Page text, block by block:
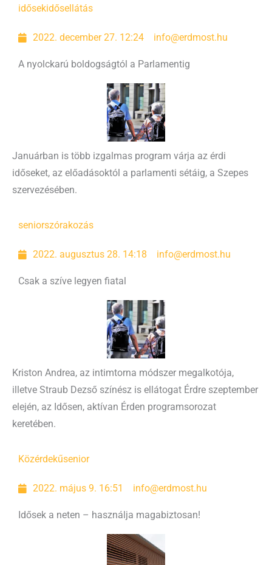
idősekidősellátás
2022. december 27. 12:24 info@erdmost.hu
A nyolckarú boldogságtól a Parlamentig
Januárban is több izgalmas program várja az érdi
időseket, az előadásoktól a parlamenti sétáig, a Szepes
szervezésében.
seniorszórakozás
2022. augusztus 28. 14:18 info@erdmost.hu
Csak a szíve legyen fiatal
Kriston Andrea, az intimtorna módszer megalkotója,
illetve Straub Dezső színész is ellátogat Érdre szeptember
elején, az Idősen, aktívan Érden programsorozat
keretében.
Közérdekűsenior
2022. május 9. 16:51 info@erdmost.hu
Idősek a neten – használja magabiztosan!